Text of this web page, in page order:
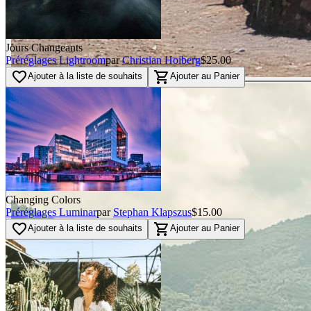
Jours Changeants
Préréglages Lightroompar Christian Hoiberg$25.00
favorite_borderAjouter à la liste de souhaits shopping_cart Ajouter au Panier
Changing Colors
Préréglages Luminarpar Stephan Klapszus$15.00
favorite_borderAjouter à la liste de souhaits shopping_cart Ajouter au Panier